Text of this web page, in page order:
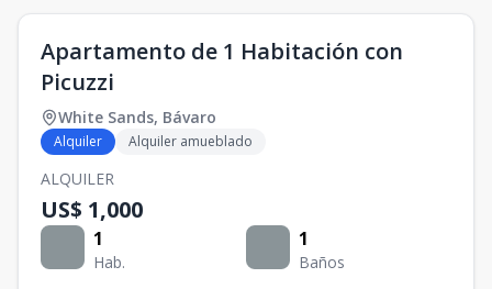
Apartamento de 1 Habitación con
Picuzzi
White Sands, Bávaro
Alquiler Alquiler amueblado
ALQUILER
US$ 1,000
1
Hab.
1
Baños